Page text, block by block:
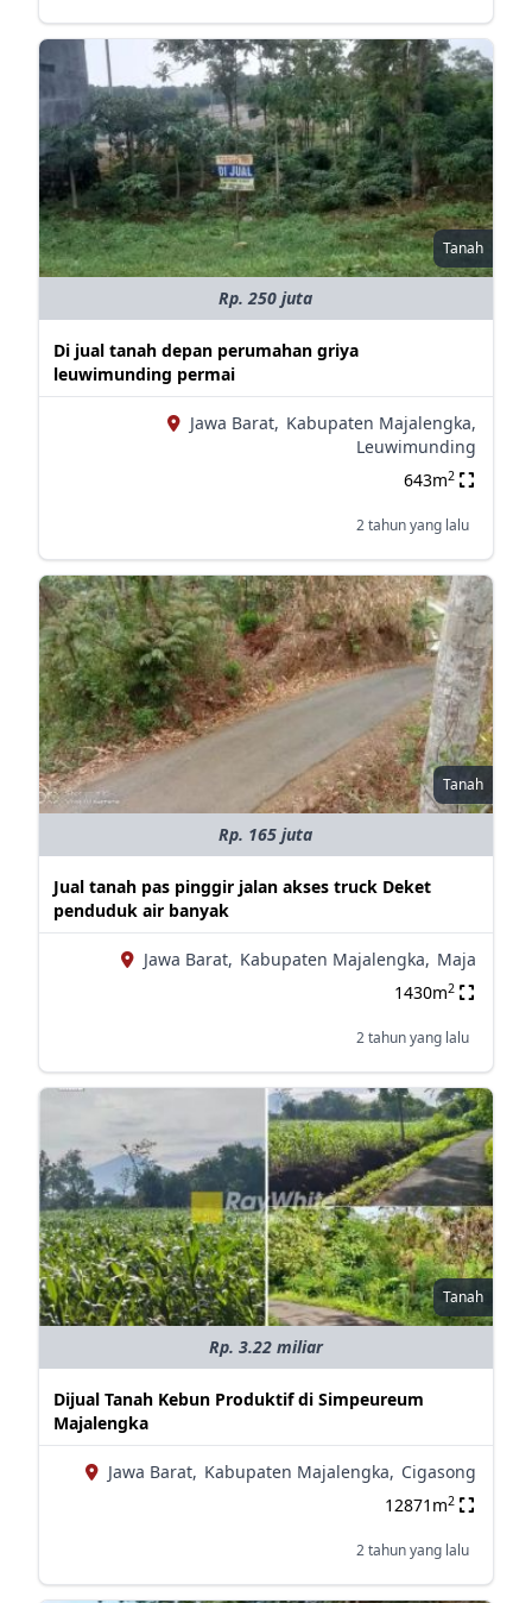
Tanah
Rp. 250 juta
Di jual tanah depan perumahan griya
leuwimunding permai
Jawa Barat, Kabupaten Majalengka,
Leuwimunding
643m2
2 tahun yang lalu
Tanah
Rp. 165 juta
Jual tanah pas pinggir jalan akses truck Deket
penduduk air banyak
Jawa Barat, Kabupaten Majalengka, Maja
1430m2
2 tahun yang lalu
Tanah
Rp. 3.22 miliar
Dijual Tanah Kebun Produktif di Simpeureum
Majalengka
Jawa Barat, Kabupaten Majalengka, Cigasong
12871m2
2 tahun yang lalu